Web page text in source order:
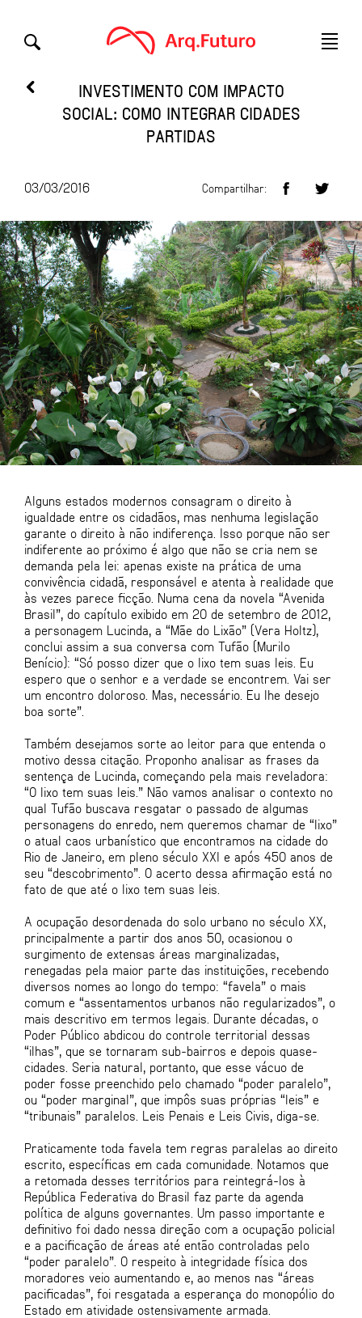
INVESTIMENTO COM IMPACTO
SOCIAL: COMO INTEGRAR CIDADES
PARTIDAS
03/03/2016 Compartilhar:
Alguns estados modernos consagram o direito à
igualdade entre os cidadãos, mas nenhuma legislação
garante o direito à não indiferença. Isso porque não ser
indiferente ao próximo é algo que não se cria nem se
demanda pela lei: apenas existe na prática de uma
convivência cidadã, responsável e atenta à realidade que
às vezes parece ficção. Numa cena da novela “Avenida
Brasil”, do capítulo exibido em 20 de setembro de 2012,
a personagem Lucinda, a “Mãe do Lixão” (Vera Holtz),
conclui assim a sua conversa com Tufão (Murilo
Benício): “Só posso dizer que o lixo tem suas leis. Eu
espero que o senhor e a verdade se encontrem. Vai ser
um encontro doloroso. Mas, necessário. Eu lhe desejo
boa sorte”.
Também desejamos sorte ao leitor para que entenda o
motivo dessa citação. Proponho analisar as frases da
sentença de Lucinda, começando pela mais reveladora:
“O lixo tem suas leis.” Não vamos analisar o contexto no
qual Tufão buscava resgatar o passado de algumas
personagens do enredo, nem queremos chamar de “lixo”
o atual caos urbanístico que encontramos na cidade do
Rio de Janeiro, em pleno século XXI e após 450 anos de
seu “descobrimento”. O acerto dessa afirmação está no
fato de que até o lixo tem suas leis.
A ocupação desordenada do solo urbano no século XX,
principalmente a partir dos anos 50, ocasionou o
surgimento de extensas áreas marginalizadas,
renegadas pela maior parte das instituições, recebendo
diversos nomes ao longo do tempo: “favela” o mais
comum e “assentamentos urbanos não regularizados”, o
mais descritivo em termos legais. Durante décadas, o
Poder Público abdicou do controle territorial dessas
“ilhas”, que se tornaram sub-bairros e depois quase-
cidades. Seria natural, portanto, que esse vácuo de
poder fosse preenchido pelo chamado “poder paralelo”,
ou “poder marginal”, que impôs suas próprias “leis” e
“tribunais” paralelos. Leis Penais e Leis Civis, diga-se.
Praticamente toda favela tem regras paralelas ao direito
escrito, específicas em cada comunidade. Notamos que
a retomada desses territórios para reintegrá-los à
República Federativa do Brasil faz parte da agenda
política de alguns governantes. Um passo importante e
definitivo foi dado nessa direção com a ocupação policial
e a pacificação de áreas até então controladas pelo
“poder paralelo”. O respeito à integridade física dos
moradores veio aumentando e, ao menos nas “áreas
pacificadas”, foi resgatada a esperança do monopólio do
Estado em atividade ostensivamente armada.